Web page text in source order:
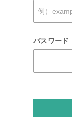
パスワード